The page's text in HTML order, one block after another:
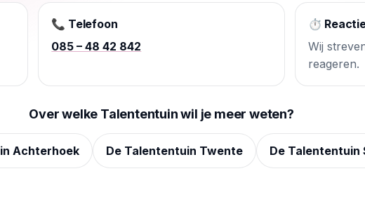
📞 Telefoon
085 – 48 42 842
⏱
Wij
reageren.
Over welke Talententuin wil je meer weten?
Achterhoek De Talententuin Twente De Talententuin